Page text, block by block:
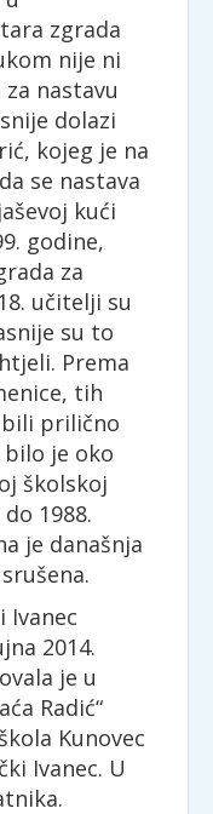
zgrada
nije ni
nastavu
dolazi
kojeg je na
se nastava
kući
godine,
za
učitelji su
su to
Prema
tih
prilično
je oko
školskoj
1988.
je današnja
Ivanec
2014.
je u
Radić“
Kunovec
Ivanec. U